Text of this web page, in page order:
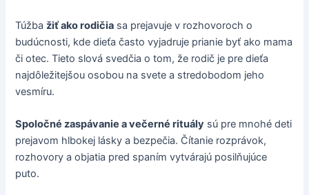
Túžba žiť ako rodičia sa prejavuje v rozhovoroch o
budúcnosti, kde dieťa často vyjadruje prianie byť ako mama
či otec. Tieto slová svedčia o tom, že rodič je pre dieťa
najdôležitejšou osobou na svete a stredobodom jeho
vesmíru.
Spoločné zaspávanie a večerné rituály sú pre mnohé deti
prejavom hlbokej lásky a bezpečia. Čítanie rozprávok,
rozhovory a objatia pred spaním vytvárajú posilňujúce
puto.